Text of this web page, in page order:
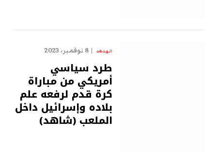
الهدهد 8 نوفمبر، 2023
طرد سياسي
أمريكي من مباراة
كرة قدم لرفعه علم
بلاده وإسرائيل داخل
الملعب (شاهد)